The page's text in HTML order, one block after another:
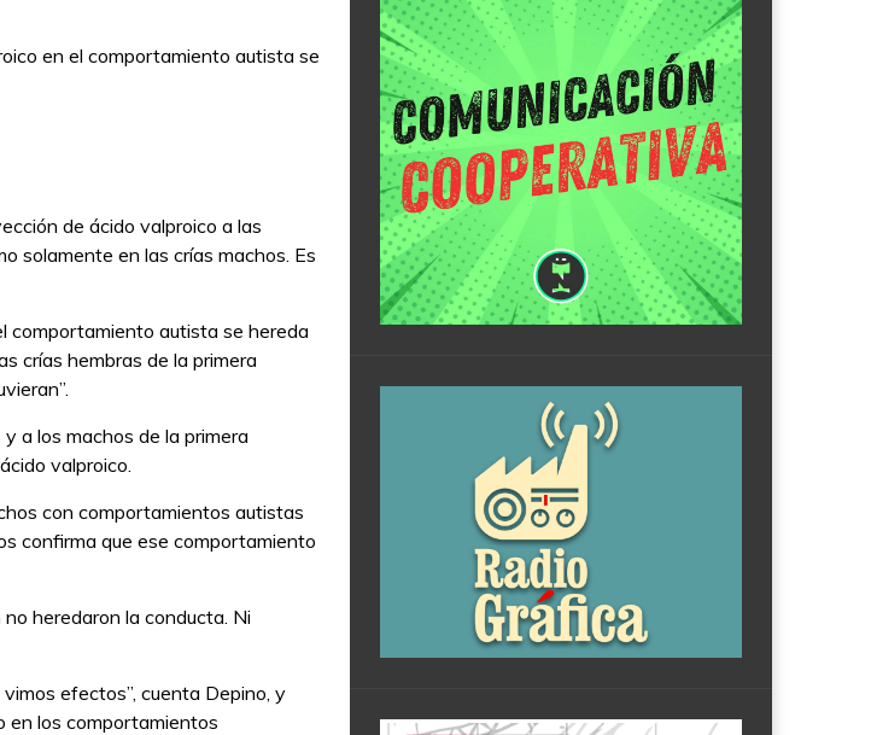
en el comportamiento autista se
de ácido valproico a las
solamente en las crías machos. Es
comportamiento autista se hereda
crías hembras de la primera
a los machos de la primera
valproico.
con comportamientos autistas
confirma que ese comportamiento
heredaron la conducta. Ni
efectos”, cuenta Depino, y
en los comportamientos